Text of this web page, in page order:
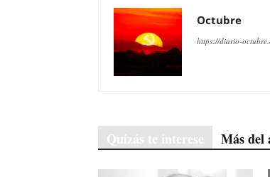
Octubre
https://diario-
Quizás te interese Más del